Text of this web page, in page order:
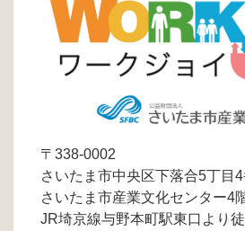
〒338-0002
さいたま市中央区下落合5丁目
さいたま市産業文化センター4
JR埼京線与野本町駅東口より